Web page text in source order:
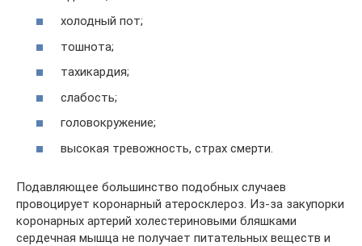
холодный пот;
тошнота;
тахикардия;
слабость;
головокружение;
высокая тревожность, страх смерти.
Подавляющее большинство подобных случаев
провоцирует коронарный атеросклероз. Из-за закупорки
коронарных артерий холестериновыми бляшками
сердечная мышца не получает питательных веществ и